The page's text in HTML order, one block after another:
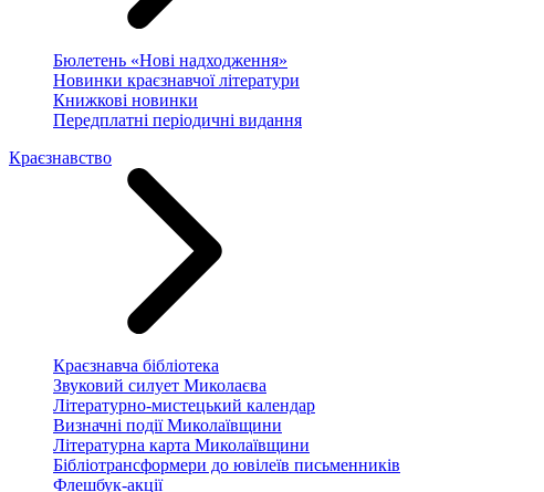
Бюлетень «Нові надходження»
Новинки краєзнавчої літератури
Книжкові новинки
Передплатні періодичні видання
Краєзнавство
Краєзнавча бібліотека
Звуковий силует Миколаєва
Літературно-мистецький календар
Визначні події Миколаївщини
Літературна карта Миколаївщини
Бібліотрансформери до ювілеїв письменників
Флешбук-акції